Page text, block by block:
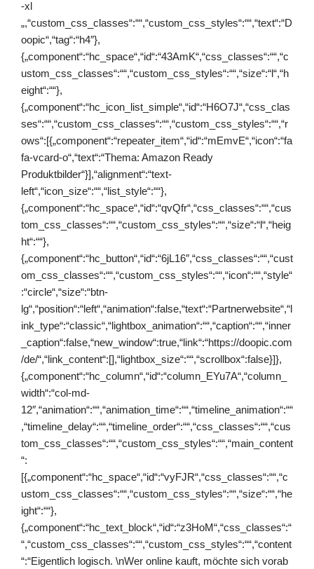
-xl
„,“custom_css_classes“:““,“custom_css_styles“:““,“text“:“D
oopic“,“tag“:“h4″},
{„component“:“hc_space“,“id“:“43AmK“,“css_classes“:““,“c
ustom_css_classes“:““,“custom_css_styles“:““,“size“:“l“,“h
eight“:““},
{„component“:“hc_icon_list_simple“,“id“:“H6O7J“,“css_clas
ses“:““,“custom_css_classes“:““,“custom_css_styles“:““,“r
ows“:[{„component“:“repeater_item“,“id“:“mEmvE“,“icon“:“fa
fa-vcard-o“,“text“:“Thema: Amazon Ready
Produktbilder“}],“alignment“:“text-
left“,“icon_size“:““,“list_style“:““},
{„component“:“hc_space“,“id“:“qvQfr“,“css_classes“:““,“cus
tom_css_classes“:““,“custom_css_styles“:““,“size“:“l“,“heig
ht“:““},
{„component“:“hc_button“,“id“:“6jL16″,“css_classes“:““,“cust
om_css_classes“:““,“custom_css_styles“:““,“icon“:““,“style“
:“circle“,“size“:“btn-
lg“,“position“:“left“,“animation“:false,“text“:“Partnerwebsite“,“l
ink_type“:“classic“,“lightbox_animation“:““,“caption“:““,“inner
_caption“:false,“new_window“:true,“link“:“https://doopic.com
/de/“,“link_content“:[],“lightbox_size“:““,“scrollbox“:false}]},
{„component“:“hc_column“,“id“:“column_EYu7A“,“column_
width“:“col-md-
12″,“animation“:““,“animation_time“:““,“timeline_animation“:““
,“timeline_delay“:““,“timeline_order“:““,“css_classes“:““,“cus
tom_css_classes“:““,“custom_css_styles“:““,“main_content
“:
[{„component“:“hc_space“,“id“:“vyFJR“,“css_classes“:““,“c
ustom_css_classes“:““,“custom_css_styles“:““,“size“:““,“he
ight“:““},
{„component“:“hc_text_block“,“id“:“z3HoM“,“css_classes“:“
“,“custom_css_classes“:““,“custom_css_styles“:““,“content
“:“Eigentlich logisch. \nWer online kauft, möchte sich vorab